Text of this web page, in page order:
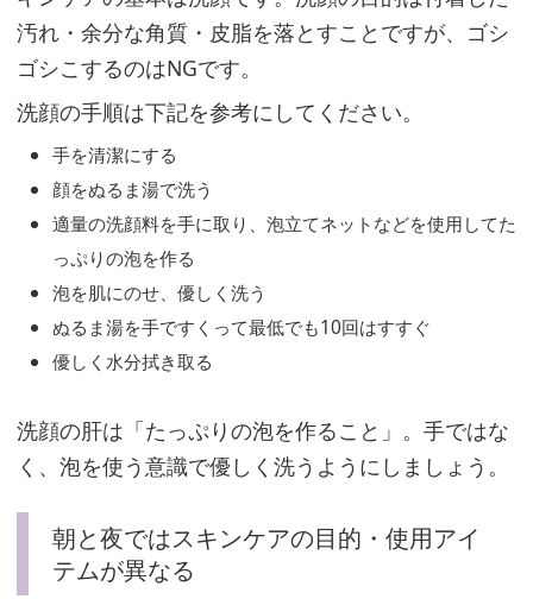
ー
C
バ
イ
オ
ー
ム
ク
レ
ン
グ
バ
ム 」
汚れ・余分な角質・皮脂を落とすことですが、ゴシ
ゴシこするのはNGです。
洗顔の手順は下記を参考にしてください。
手を清潔にする
顔をぬるま湯で洗う
適量の洗顔料を手に取り、泡立てネットなどを使用してた
っぷりの泡を作る
泡を肌にのせ、優しく洗う
ぬるま湯を手ですくって最低でも10回はすすぐ
優しく水分拭き取る
洗顔の肝は「たっぷりの泡を作ること」。手ではな
く、泡を使う意識で優しく洗うようにしましょう。
朝と夜ではスキンケアの目的・使用アイ
テムが異なる